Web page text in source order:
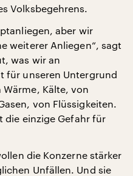
Volksbegehrens.
aber wir
weiterer Anliegen“, sagt
was wir an
für unseren Untergrund
Kälte, von
von Flüssigkeiten.
die einzige Gefahr für
die Konzerne stärker
Unfällen. Und sie